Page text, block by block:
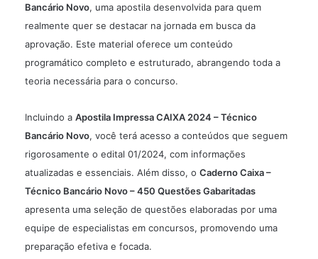
Bancário Novo, uma apostila desenvolvida para quem
realmente quer se destacar na jornada em busca da
aprovação. Este material oferece um conteúdo
programático completo e estruturado, abrangendo toda a
teoria necessária para o concurso.
Incluindo a Apostila Impressa CAIXA 2024 – Técnico
Bancário Novo, você terá acesso a conteúdos que seguem
rigorosamente o edital 01/2024, com informações
atualizadas e essenciais. Além disso, o Caderno Caixa –
Técnico Bancário Novo – 450 Questões Gabaritadas
apresenta uma seleção de questões elaboradas por uma
equipe de especialistas em concursos, promovendo uma
preparação efetiva e focada.